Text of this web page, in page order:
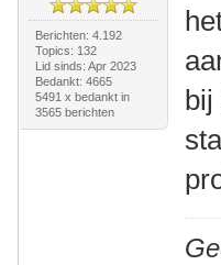
Berichten: 4.192
Topics: 132
Lid sinds: Apr 2023
Bedankt: 4665
5491 x bedankt in
3565 berichten
bij